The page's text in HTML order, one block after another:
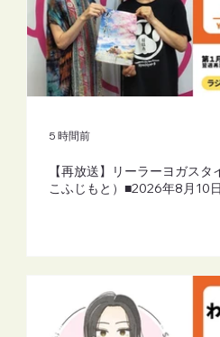
【再放送】リーラーヨガスタ
こふじもと）■2026年8月10
5 時間前